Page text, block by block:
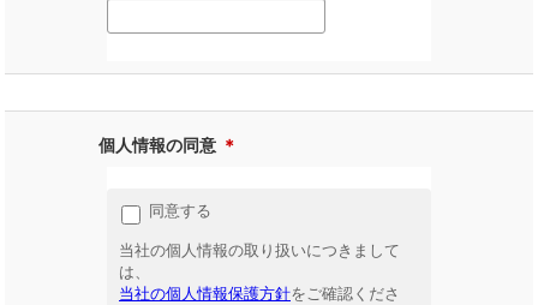
個人情報の同意 ＊
同意する
当社の個人情報の取り扱いにつきまして
は、
当社の個人情報保護方針をご確認くださ